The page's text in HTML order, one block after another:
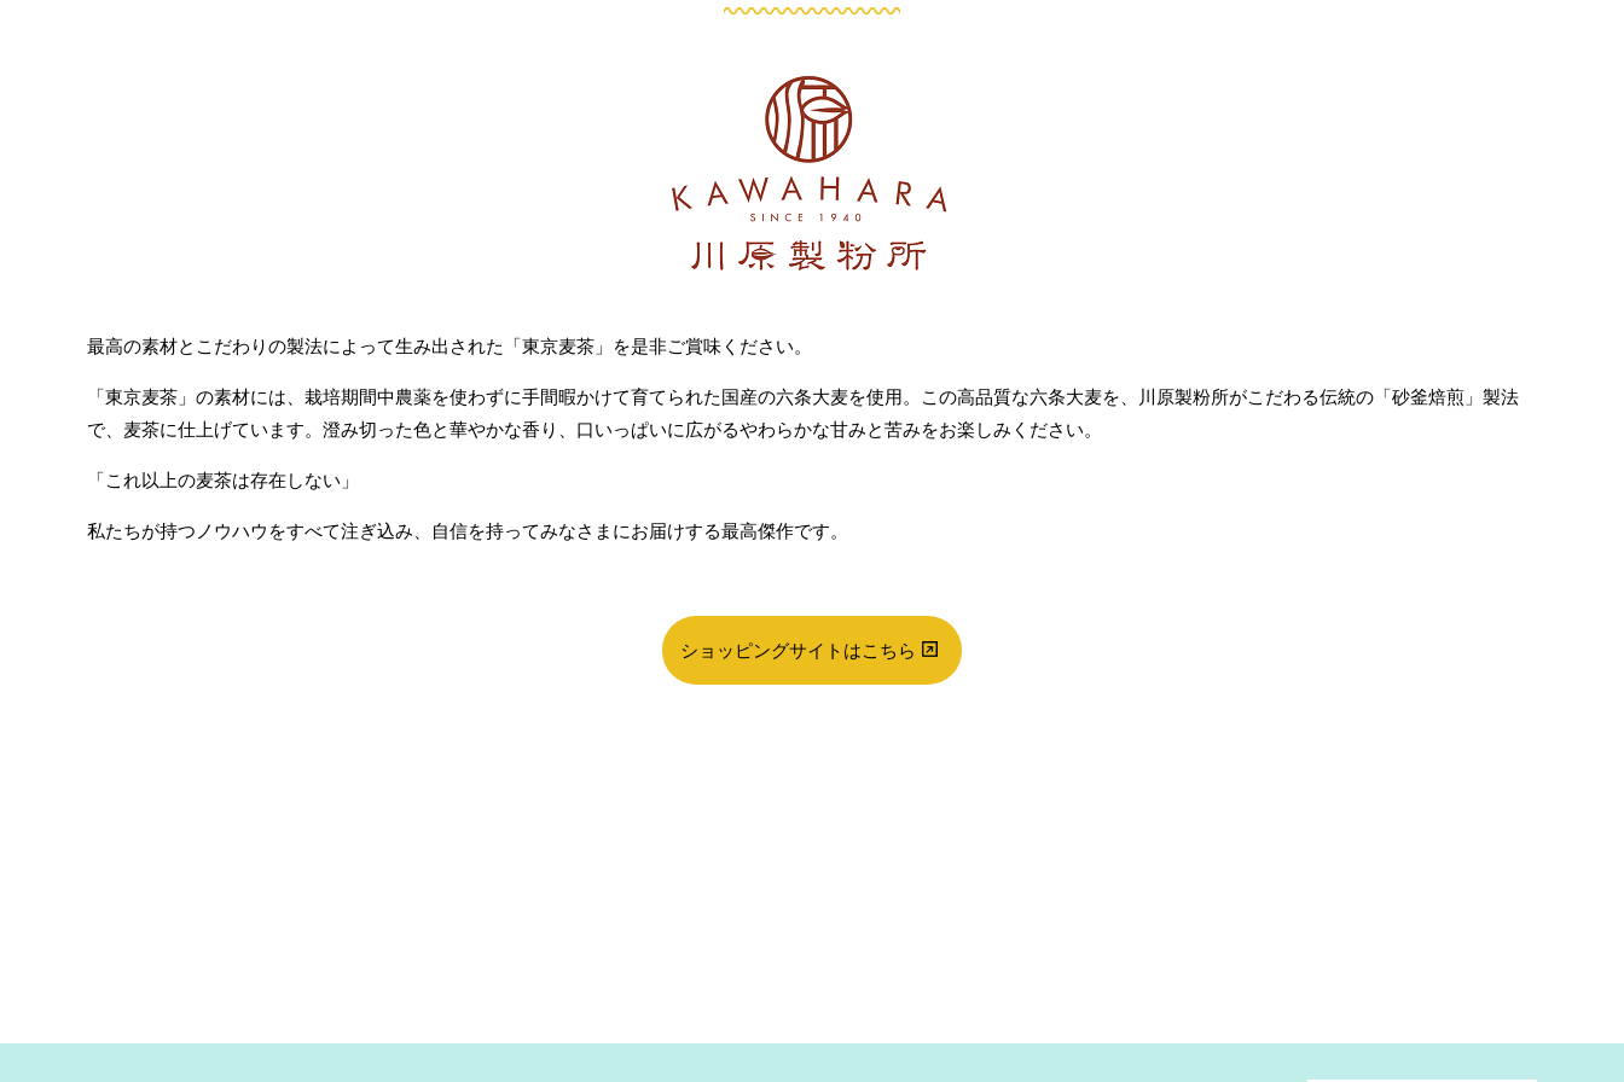
最高の素材とこだわりの製法によって生み出された「東京麦茶」を是非ご賞味ください。
「東京麦茶」の素材には、栽培期間中農薬を使わずに手間暇かけて育てられた国産の六条大麦を使用。この高品質な六条大麦を、川原製粉所がこだわる伝統の「砂釜焙煎」製法
で、麦茶に仕上げています。澄み切った色と華やかな香り、口いっぱいに広がるやわらかな甘みと苦みをお楽しみください。
「これ以上の麦茶は存在しない」
私たちが持つノウハウをすべて注ぎ込み、自信を持ってみなさまにお届けする最高傑作です。
ショッピングサイトはこちら